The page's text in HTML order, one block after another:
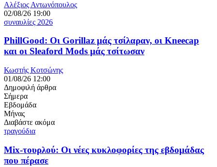
Αλέξιος Αντωνόπουλος
02/08/26 19:00
συναυλίες 2026
PhillGood: Οι Gorillaz μάς τσίλαραν, οι Kneecap
και οι Sleaford Mods μάς τσίτωσαν
Κωστής Κοτσώνης
01/08/26 12:00
Δημοφιλή άρθρα
Σήμερα
Εβδομάδα
Μήνας
Διαβάστε ακόμα
τραγούδια
Mix-τουρλού: Οι νέες κυκλοφορίες της εβδομάδας
που πέρασε